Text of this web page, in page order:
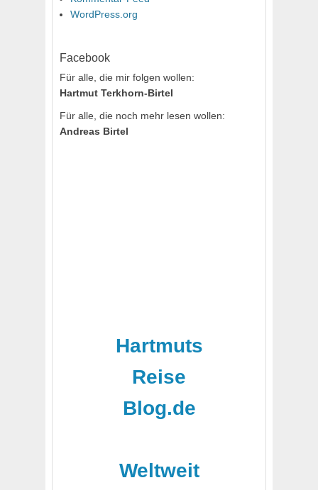
WordPress.org
Facebook
Für alle, die mir folgen wollen:
Hartmut Terkhorn-Birtel
Für alle, die noch mehr lesen wollen:
Andreas Birtel
Hartmuts
Reise
Blog.de
Weltweit